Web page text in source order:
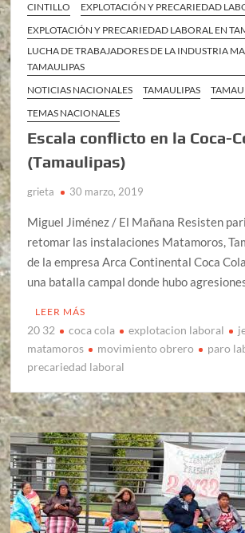
CINTILLO
EXPLOTACIÓN Y PRECARIEDAD
EXPLOTACIÓN Y PRECARIEDAD LABORAL EN
LUCHA DE TRABAJADORES DE LA INDUSTRIA
TAMAULIPAS
NOTICIAS NACIONALES
TAMAULIPAS
TEMAS NACIONALES
Escala conflicto en la Coca-
(Tamaulipas)
grieta 30 marzo, 2019
Miguel Jiménez / El Mañana Resisten
retomar las instalaciones Matamoros,
de la empresa Arca Continental Coca
una batalla campal donde hubo
LEER MÁS
20 32 coca cola explotacion laboral
matamoros
movimiento obrero
paro
precariedad laboral